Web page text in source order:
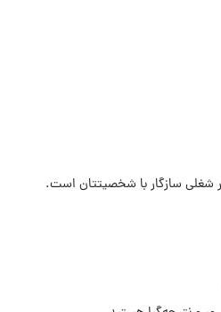
شغلی سازگار با شخصیتتان است.